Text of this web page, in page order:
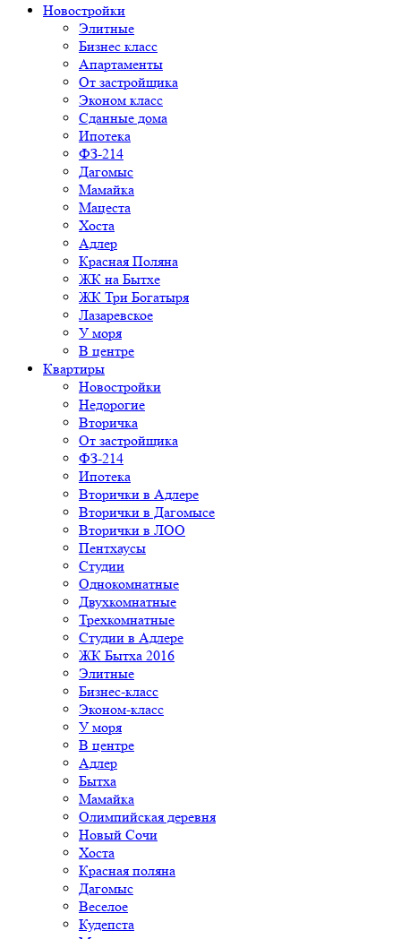
Новостройки
Элитные
Бизнес класс
Апартаменты
От застройщика
Эконом класс
Сданные дома
Ипотека
ФЗ-214
Дагомыс
Мамайка
Мацеста
Хоста
Адлер
Красная Поляна
ЖК на Бытхе
ЖК Три Богатыря
Лазаревское
У моря
В центре
Квартиры
Новостройки
Недорогие
Вторичка
От застройщика
ФЗ-214
Ипотека
Вторички в Адлере
Вторички в Дагомысе
Вторички в ЛОО
Пентхаусы
Студии
Однокомнатные
Двухкомнатные
Трехкомнатные
Студии в Адлере
ЖК Бытха 2016
Элитные
Бизнес-класс
Эконом-класс
У моря
В центре
Адлер
Бытха
Мамайка
Олимпийская деревня
Новый Сочи
Хоста
Красная поляна
Дагомыс
Веселое
Кудепста